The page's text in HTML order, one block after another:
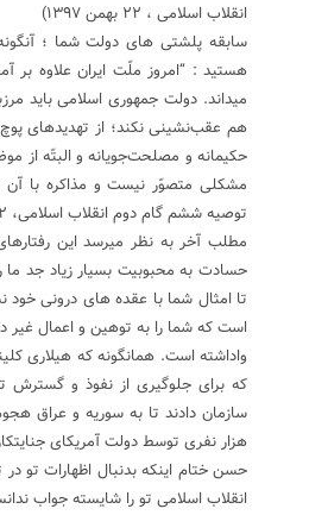
انقلاب اسلامی ، ۲۲ بهمن ۱۳۹۷)
سابقه پلشتی های دولت شما ؛
هستید : “امروز ملّت ایران علاوه‌ بر
میداند. دولت جمهوری اسلامی باید
هم عقب‌نشینی نکند؛ از تهدیدهای
حکیمانه و مصلحت‌جویانه و البتّه از
مشکلی متصوّر نیست و مذاکره با
توصیه ششم گام دوم انقلاب اسلامی، ۲۲ بهمن ۱۳۹۷ )
مطلب آخر به نظر میرسد این
حسادت به محبوبیت بسیار زیاد جد ما
تا امثال شما با عقده های درونی
است که شما را به توهین و اعمال غیر
واداشته است. همانگونه که هیلاری
که برای جلوگیری از نفوذ و گسترش
سازمان دادند تا به سوریه و عراق
هزار نفری توسط دولت آمریکای
حسن ختام اینکه بدنبال اظهارات تو در
انقلاب اسلامی تو را شایسته جواب